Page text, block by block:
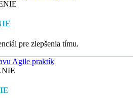
pre zlepšenia tímu.
Agile praktík